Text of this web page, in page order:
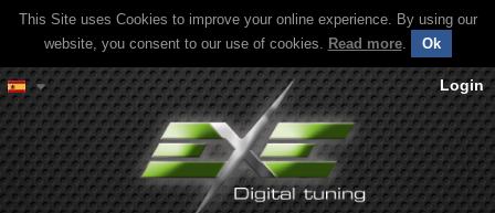
This Site uses Cookies to improve your online experience. By using our
website, you consent to our use of cookies. Read more. Ok
Login